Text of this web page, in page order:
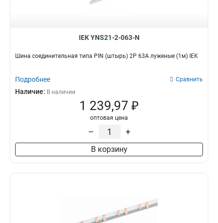
IEK YNS21-2-063-N
Шина соединительная типа PIN (штырь) 2P 63А луженые (1м) IEK
Подробнее Сравнить
Наличие: В наличии
1 239,97 ₽
оптовая цена
– +
В корзину